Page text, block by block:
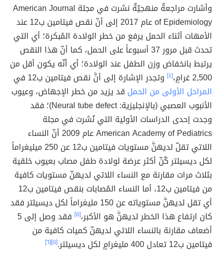
وأشارت مراجعةٌ منهجيّةٌ نشرت في مجلة American Journal
of Epidemiology عام 2017 إلى أنّ نقص فيتامين ب12 عند
الأمهات أثناء الحمل يرفع من خطر الولادة المُبكرة؛ أي التي
تحدث قبل مرور 37 أسبوعاً على الحمل، كما أنّ هذا النقص
يرتبط بانخفاض وزن الطفل عند الولادة؛ أي أنّه يكون أقل من
2,500 غرامٍ،
[٤]
وتجدر الإشارة إلى أنَّ نقص فيتامين ب12 في
المراحل الأولى من الحمل قد يزيد من خطر الإجهاض، وعيوب
الأنبوب العصبي (بالإنجليزية: Neural tube defect)؛ فقد
وجدت إحدى الدراسات الأولية التي نُشرت في مجلة
American Academy of Pediatrics عام 2009 أنّ النساء
اللاتي تقلّ لديهنَّ مستويات فيتامين ب12 عن 250 ميليغراماً
لكل ديسيلتر كُنّ أكثر عرضة لولادة طفل مصاب بعيوب خلقية
بثلاث مرات مقارنة مع النساء اللاتي لديهنّ مستويات كافية
من فيتامين ب12، أما النساء المُصابات بنقص فيتامين ب12
أي تقل لديهنَّ مستوياته عن 150 مليغراماً لكل ديسيلتر فقد
كان ارتفاع هذا الخطر لديهنَّ هو الأكبر،[٥]
فقد وصل إلى 5
أضعاف مقارنة بالنساء اللاتي لديهنّ كميات كافية من
فيتامين ب12 تعادل 400 مليغرامٍ لكل ديسيلتر.
[٥] [٦]